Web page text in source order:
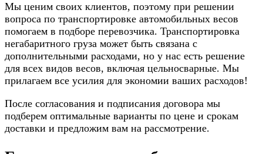
Мы ценим своих клиентов, поэтому при решении
вопроса по транспортировке автомобильных весов
помогаем в подборе перевозчика. Транспортировка
негабаритного груза может быть связана с
дополнительными расходами, но у нас есть решение
для всех видов весов, включая цельносварные. Мы
прилагаем все усилия для экономии ваших расходов!
После согласования и подписания договора мы
подберем оптимальные варианты по цене и срокам
доставки и предложим вам на рассмотрение.